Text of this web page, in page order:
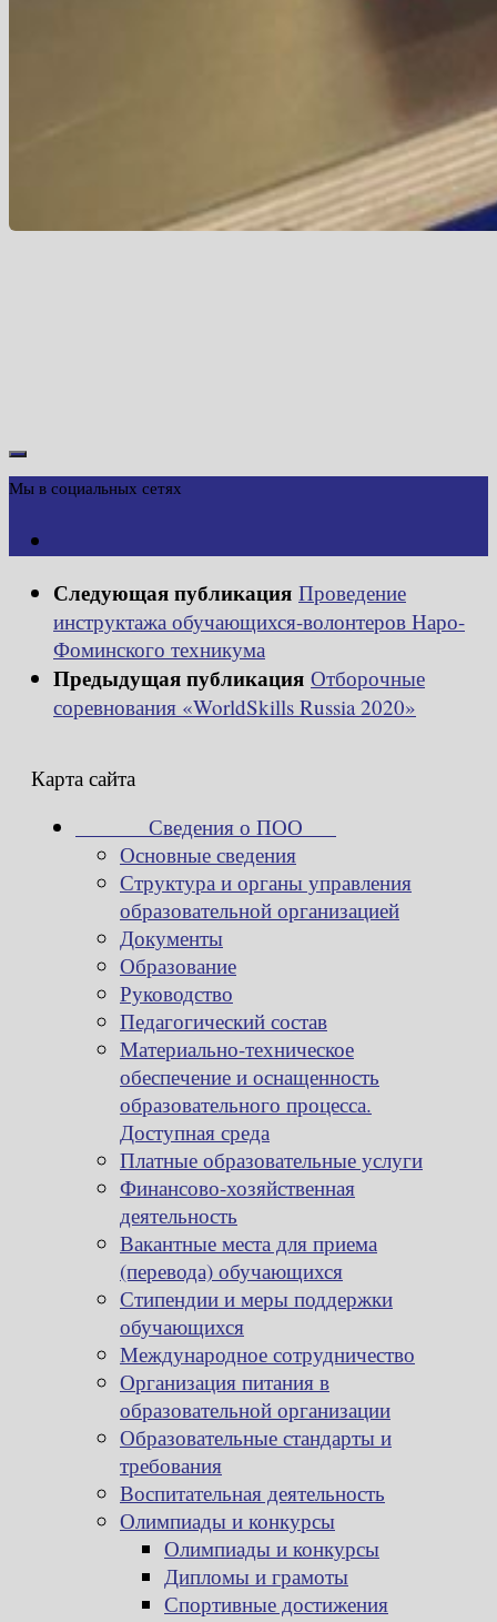
Мы в социальных сетях
Следующая публикация Проведение
инструктажа обучающихся-волонтеров Наро-
Фоминского техникума
Предыдущая публикация Отборочные
соревнования «WorldSkills Russia 2020»
Карта сайта
Сведения о ПОО
Основные сведения
Структура и органы управления
образовательной организацией
Документы
Образование
Руководство
Педагогический состав
Материально-техническое
обеспечение и оснащенность
образовательного процесса.
Доступная среда
Платные образовательные услуги
Финансово-хозяйственная
деятельность
Вакантные места для приема
(перевода) обучающихся
Стипендии и меры поддержки
обучающихся
Международное сотрудничество
Организация питания в
образовательной организации
Образовательные стандарты и
требования
Воспитательная деятельность
Олимпиады и конкурсы
Олимпиады и конкурсы
Дипломы и грамоты
Спортивные достижения